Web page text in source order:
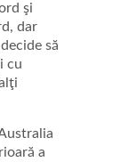
şi
dar
să
cu
a